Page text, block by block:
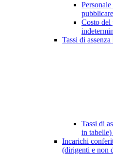
Costo del
Tassi di assenza
Tassi di
in tabelle)
Incarichi
(dirigenti e non